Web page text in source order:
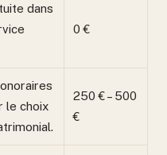
dans
0 €
le choix
250 € – 500
€